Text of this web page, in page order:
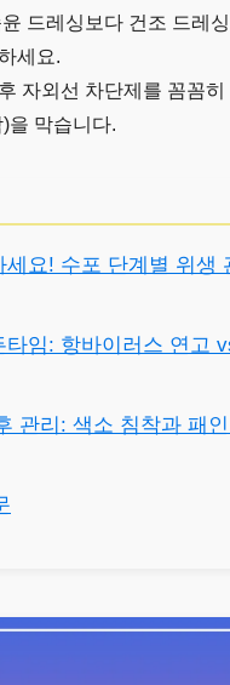
드레싱보다 건조 드레
세요.
자외선 차단제를 꼼꼼
을 막습니다.
세요! 수포 단계별 위생
타임: 항바이러스 연고
관리: 색소 침착과 패